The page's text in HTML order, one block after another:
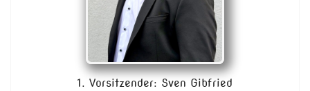
1. Vorsitzender: Sven Gibfried